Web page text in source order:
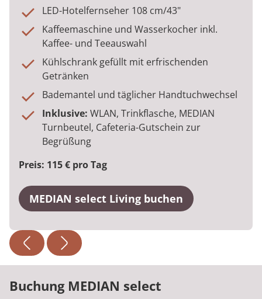
LED-Hotelfernseher 108 cm/43"
Kaffeemaschine und Wasserkocher inkl.
Kaffee- und Teeauswahl
Kühlschrank gefüllt mit erfrischenden
Getränken
Bademantel und täglicher Handtuchwechsel
Inklusive: WLAN, Trinkflasche, MEDIAN
Turnbeutel, Cafeteria-Gutschein zur
Begrüßung
Preis: 115 € pro Tag
MEDIAN select Living buchen
Buchung MEDIAN select